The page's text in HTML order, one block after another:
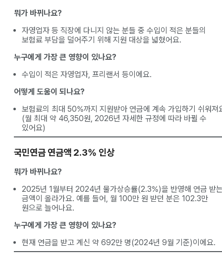
뭐가 바뀌나요?
자영업자 등 직장에 다니지 않는 분들 중 수입이 적은 분들의
보험료 부담을 덜어주기 위해 지원 대상을 넓혔어요.
누구에게 가장 큰 영향이 있나요?
수입이 적은 자영업자, 프리랜서 등이에요.
어떻게 도움이 되나요?
보험료의 최대 50%까지 지원받아 연금에 계속 가입하기 쉬워져
(월 최대 약 46,350원, 2026년 자세한 규정에 따라 바뀔 수
있어요)
국민연금 연금액 2.3% 인상
뭐가 바뀌나요?
2025년 1월부터 2024년 물가상승률(2.3%)을 반영해 연금 받
금액이 올라가요. 예를 들어, 월 100만 원 받던 분은 102.3만
원으로 늘어나요.
누구에게 가장 큰 영향이 있나요?
현재 연금을 받고 계신 약 692만 명(2024년 9월 기준)이에요.